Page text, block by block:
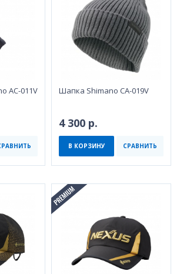
AC-011V Шапка Shimano CA-019V
4 300 р.
В КОРЗИНУ СРАВНИТЬ